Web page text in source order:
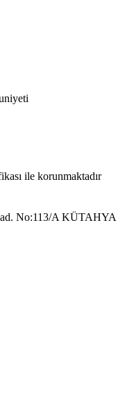
ile korunmaktadır
No:113/A KÜTAHYA